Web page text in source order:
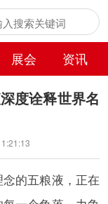
展会
资讯
度诠释世界名
的五粮液，正在